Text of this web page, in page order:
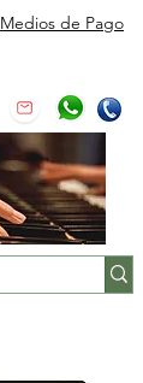
Medios de Pago